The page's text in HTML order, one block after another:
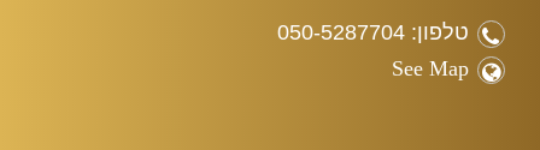
טלפון: 050-5287704
See Map